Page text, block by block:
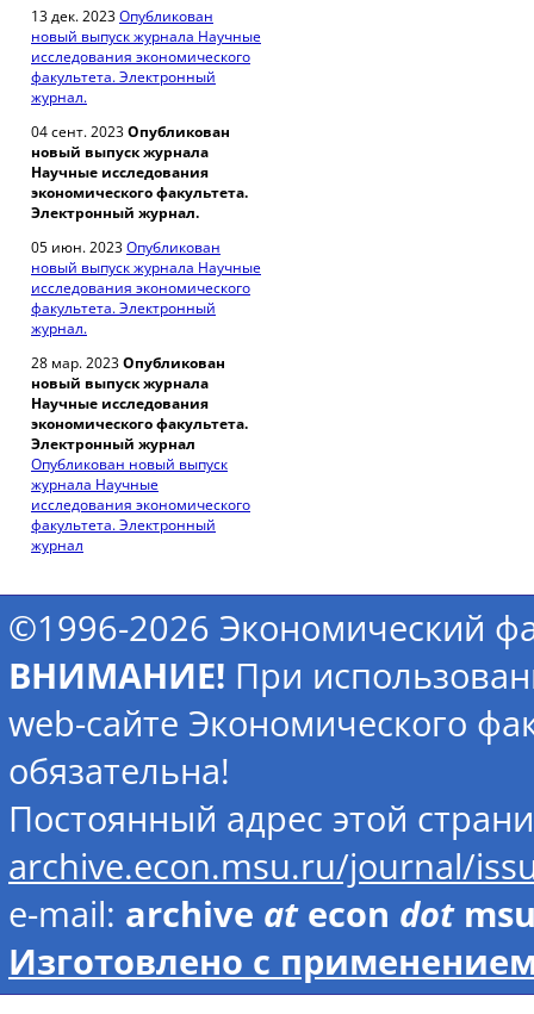
13 дек. 2023Опубликован
новый выпуск журнала Научные
исследования экономического
факультета. Электронный
журнал.
04 сент. 2023Опубликован
новый выпуск журнала
Научные исследования
экономического факультета.
Электронный журнал.
05 июн. 2023Опубликован
новый выпуск журнала Научные
исследования экономического
факультета. Электронный
журнал.
28 мар. 2023Опубликован
новый выпуск журнала
Научные исследования
экономического факультета.
Электронный журнал
Опубликован новый выпуск
журнала Научные
исследования экономического
факультета. Электронный
журнал
©1996-2026 Экономический
ВНИМАНИЕ! При
web-сайте Экономического
обязательна!
Постоянный адрес этой
archive.econ.msu.ru/journal/
e-mail: archive atecon dot
Изготовлено с